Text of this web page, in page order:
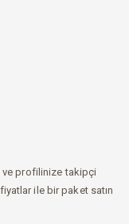
ve profilinize takipçi
ile bir paket satın